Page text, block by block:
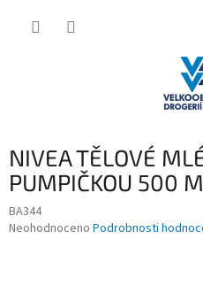
NIVEA TĚLOVÉ
PUMPIČKOU 500
BA344
Průměrné
Neohodnoceno Podrobnosti